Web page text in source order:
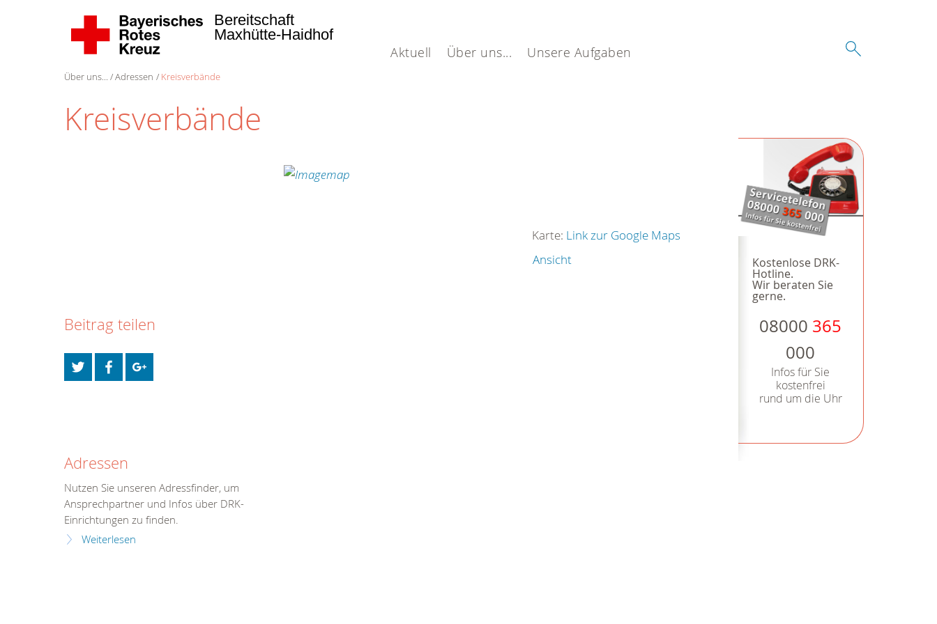
Aktuell Über uns... Unsere Aufgaben
Bereitschaft
Maxhütte-Haidhof
Über uns... Adressen Kreisverbände
Kreisverbände
Kostenlose DRK-
Hotline.
Wir beraten Sie
gerne.
08000 365
000
Infos für Sie
kostenfrei
rund um die Uhr
Karte: Link zur Google Maps
Ansicht
Beitrag teilen
Adressen
Nutzen Sie unseren Adressfinder, um
Ansprechpartner und Infos über DRK-
Einrichtungen zu finden.
Weiterlesen